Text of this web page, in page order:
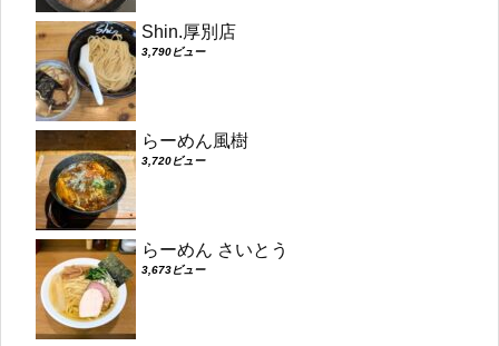
Shin.厚別店
3,790ビュー
らーめん風樹
3,720ビュー
らーめん さいとう
3,673ビュー